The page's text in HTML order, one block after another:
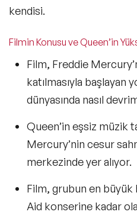
kendisi.
Filmin Konusu ve Queen’in
Film, Freddie
katılmasıyla başlayan
dünyasında nasıl
Queen’in eşsiz müzik
Mercury’nin cesur
merkezinde yer alıyor.
Film, grubun en büyük
Aid konserine kadar